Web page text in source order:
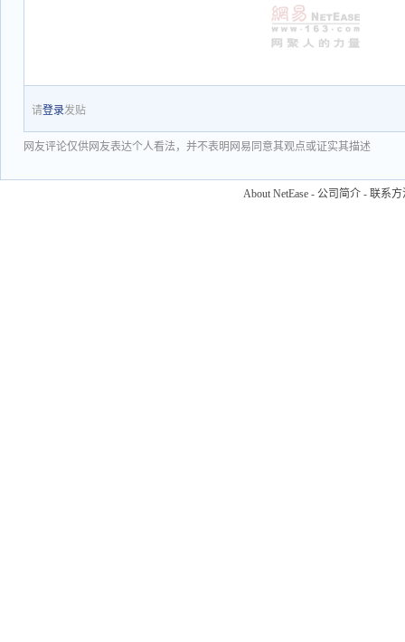
请登录发贴
网友评论仅供网友表达个人看法，并不表明网易同意其观点或证实其描述
About NetEase - 公司简介 - 联系方